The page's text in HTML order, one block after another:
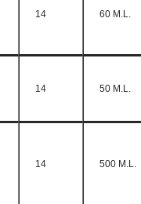
14 60 M.L.
14 50 M.L.
14 500 M.L.